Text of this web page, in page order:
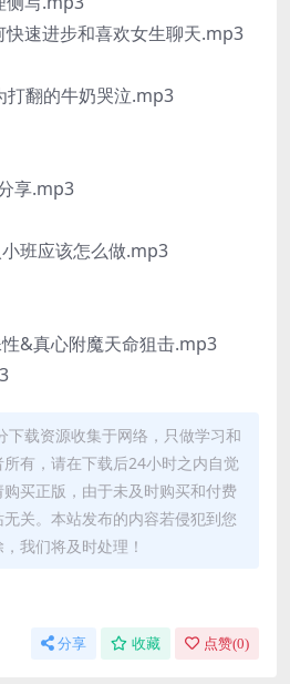
速进步和喜欢女生聊天.mp3
打翻的牛奶哭泣.mp3
享.mp3
班应该怎么做.mp3
&真心附魔天命狙击.mp3
下载资源收集于网络，只做学习和
有，请在下载后24小时之内自觉
买正版，由于未及时购买和付费
关。本站发布的内容若侵犯到您
我们将及时处理！
分享 收藏 点赞(0)